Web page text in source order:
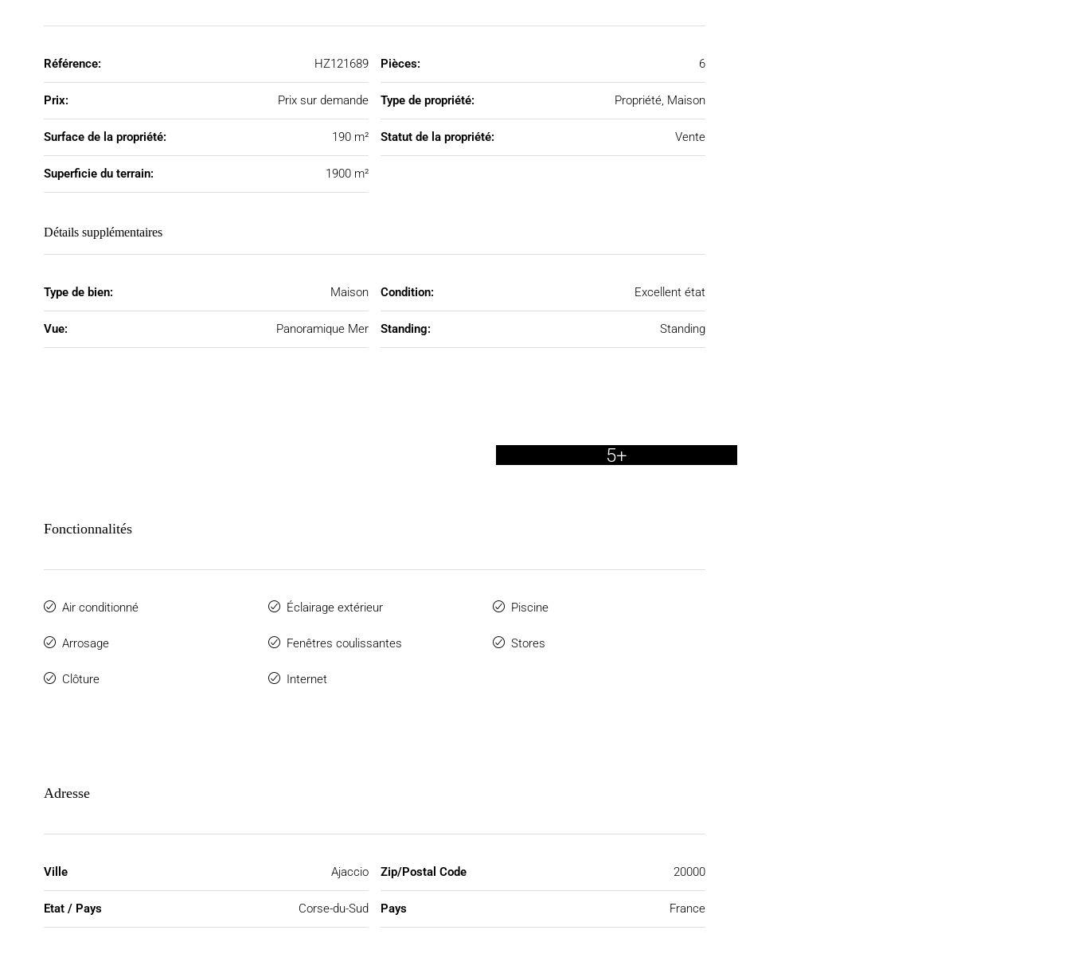
Référence: HZ121689
Prix: Prix sur demande
Surface de la propriété: 190 m²
Superficie du terrain: 1900 m²
Pièces: 6
Type de propriété: Propriété, Maison
Statut de la propriété: Vente
Détails supplémentaires
Type de bien: Maison
Vue: Panoramique Mer
Condition: Excellent état
Standing: Standing
5+
Fonctionnalités
Air conditionné
Arrosage
Clôture
Éclairage extérieur
Fenêtres coulissantes
Internet
Piscine
Stores
Adresse
Ville Ajaccio
Etat / Pays Corse-du-Sud
Zip/Postal Code 20000
Pays France